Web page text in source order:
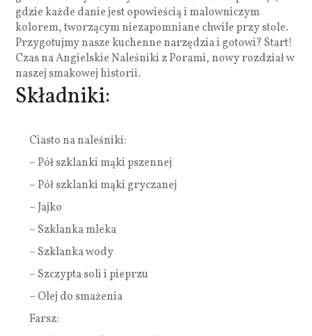
gdzie każde danie jest opowieścią i malowniczym
kolorem, tworzącym niezapomniane chwile przy stole.
Przygotujmy nasze kuchenne narzędzia i gotowi? Start!
Czas na Angielskie Naleśniki z Porami, nowy rozdział w
naszej smakowej historii.
Składniki:
Ciasto na naleśniki:
– Pół szklanki mąki pszennej
– Pół szklanki mąki gryczanej
– Jajko
– Szklanka mleka
– Szklanka wody
– Szczypta soli i pieprzu
– Olej do smażenia
Farsz: